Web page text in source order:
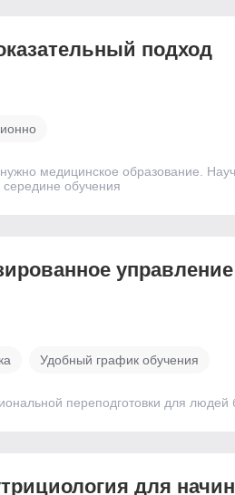
подход
медицинское образование.
обучения
управление
Удобный график обучения
переподготовки для людей
для